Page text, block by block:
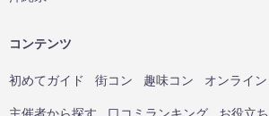
コンテンツ
初めてガイド 街コン 趣味コン オンライン
主催者から探す 口コミランキング お役立ち